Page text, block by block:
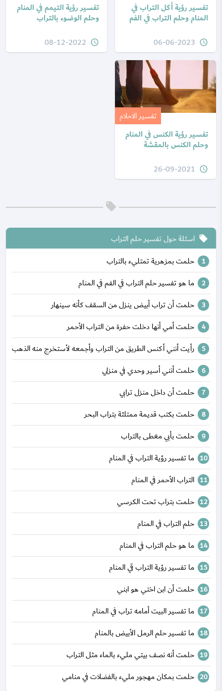
تفسير رؤية أكل التراب في
المنام وحلم التراب في الفم
query_builder
06-06-2023
تفسير رؤية التيمم في المنام
وحلم الوضوء بالتراب
query_builder
08-12-2022
تفسير الاحلام
تفسير رؤية الكنس في المنام
وحلم الكنس بالمقشة
query_builder
26-09-2021
local_offer اسئلة حول تفسير حلم التراب
حلمت بمزهرية تمتليء بالتراب
ما هو تفسير حلم التراب في الفم في المنام
حلمت أن تراب أبيض ينزل من السقف كأنه سينهار
حلمت أمي أنها دخلت حفرة من التراب الأحمر
رأيت أنني أكنس الطريق من التراب وأجمعه لأستخرج منه الذهب
حلمت أنني أسير وحدي في منزلي
حلمت أن داخل منزل ترابي
حلمت بكتب قديمة ممتلئة بتراب البحر
حلمت بأبي مغطى بالتراب
ما تفسير رؤية التراب في المنام
التراب الأحمر في المنام
حلمت بتراب تحت الكرسي
حلم التراب في المنام
ما هو حلم التراب في المنام
ما تفسير رؤية التراب قي المنام
حلمت أن ابن اختي هو ابني
ما تفسير البيت أمامه تراب في المنام
ما تفسير حلم الرمل الأبيض بالمنام
حلمت أنه نصف بيتي مليء بالماء مثل التراب
حلمت بمكان مهجور مليء بالفضلات في منامي